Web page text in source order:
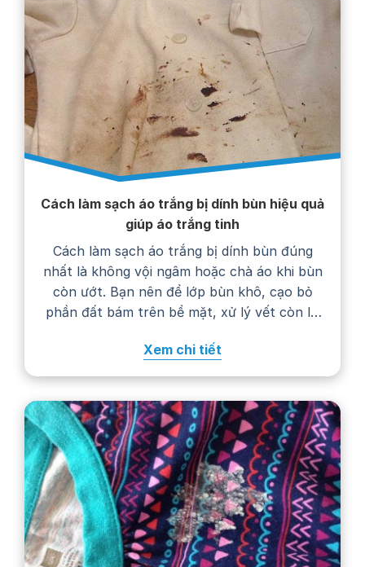
Cách làm sạch áo trắng bị dính bùn hiệu quả
giúp áo trắng tinh
Cách làm sạch áo trắng bị dính bùn đúng
nhất là không vội ngâm hoặc chà áo khi bùn
còn ướt. Bạn nên để lớp bùn khô, cạo bỏ
phần đất bám trên bề mặt, xử lý vết còn lại
trên nhãn chăm sóc. Thực hiện…
Xem chi tiết